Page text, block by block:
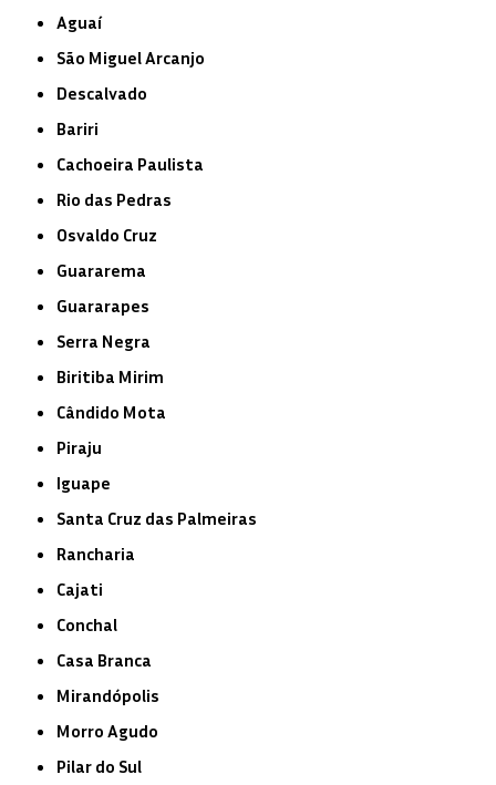
Aguaí
São Miguel Arcanjo
Descalvado
Bariri
Cachoeira Paulista
Rio das Pedras
Osvaldo Cruz
Guararema
Guararapes
Serra Negra
Biritiba Mirim
Cândido Mota
Piraju
Iguape
Santa Cruz das Palmeiras
Rancharia
Cajati
Conchal
Casa Branca
Mirandópolis
Morro Agudo
Pilar do Sul